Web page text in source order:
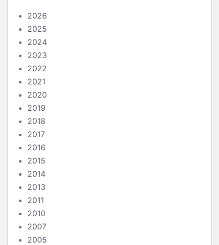
2026
2025
2024
2023
2022
2021
2020
2019
2018
2017
2016
2015
2014
2013
2011
2010
2007
2005